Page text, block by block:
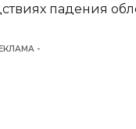
падения
-